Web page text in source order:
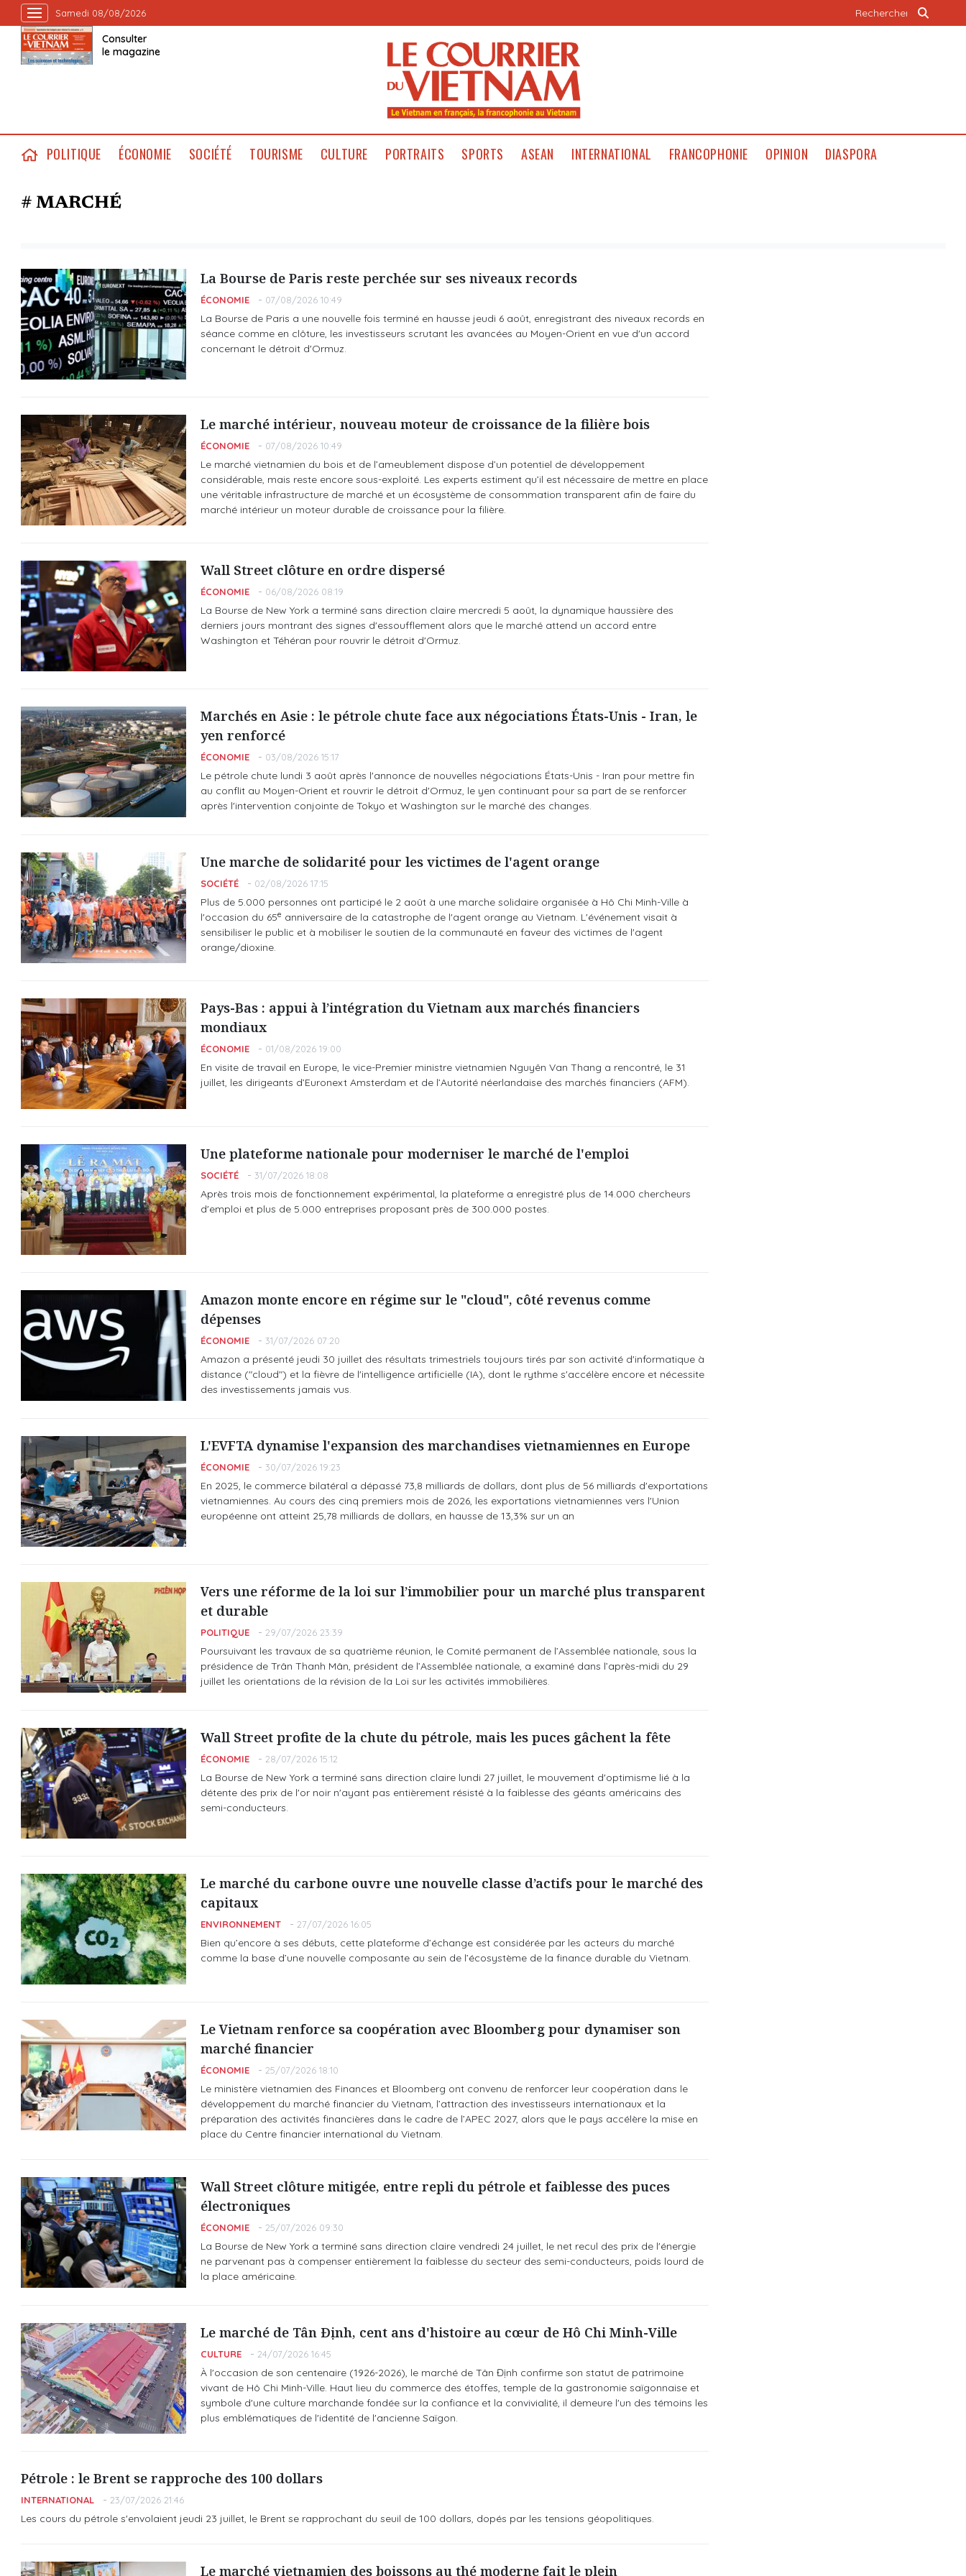
Samedi 08/08/2026
Consulter
le magazine
POLITIQUE ÉCONOMIE SOCIÉTÉ TOURISME CULTURE PORTRAITS SPORTS ASEAN INTERNATIONAL FRANCOPHONIE OPINION DIASPORA
# MARCHÉ
La Bourse de Paris reste perchée sur ses niveaux records
ÉCONOMIE 07/08/2026 10:49
La Bourse de Paris a une nouvelle fois terminé en hausse jeudi 6 août, enregistrant des niveaux records en
séance comme en clôture, les investisseurs scrutant les avancées au Moyen-Orient en vue d'un accord
concernant le détroit d'Ormuz.
Le marché intérieur, nouveau moteur de croissance de la filière bois
ÉCONOMIE 07/08/2026 10:49
Le marché vietnamien du bois et de l’ameublement dispose d’un potentiel de développement
considérable, mais reste encore sous-exploité. Les experts estiment qu’il est nécessaire de mettre en place
une véritable infrastructure de marché et un écosystème de consommation transparent afin de faire du
marché intérieur un moteur durable de croissance pour la filière.
Wall Street clôture en ordre dispersé
ÉCONOMIE 06/08/2026 08:19
La Bourse de New York a terminé sans direction claire mercredi 5 août, la dynamique haussière des
derniers jours montrant des signes d'essoufflement alors que le marché attend un accord entre
Washington et Téhéran pour rouvrir le détroit d'Ormuz.
Marchés en Asie : le pétrole chute face aux négociations États-Unis - Iran, le
yen renforcé
ÉCONOMIE 03/08/2026 15:17
Le pétrole chute lundi 3 août après l'annonce de nouvelles négociations États-Unis - Iran pour mettre fin
au conflit au Moyen-Orient et rouvrir le détroit d'Ormuz, le yen continuant pour sa part de se renforcer
après l'intervention conjointe de Tokyo et Washington sur le marché des changes.
Une marche de solidarité pour les victimes de l'agent orange
SOCIÉTÉ 02/08/2026 17:15
Plus de 5.000 personnes ont participé le 2 août à une marche solidaire organisée à Hô Chi Minh-Ville à
l'occasion du 65e anniversaire de la catastrophe de l'agent orange au Vietnam. L'événement visait à
sensibiliser le public et à mobiliser le soutien de la communauté en faveur des victimes de l'agent
orange/dioxine.
Pays-Bas : appui à l’intégration du Vietnam aux marchés financiers
mondiaux
ÉCONOMIE 01/08/2026 19:00
En visite de travail en Europe, le vice-Premier ministre vietnamien Nguyên Van Thang a rencontré, le 31
juillet, les dirigeants d’Euronext Amsterdam et de l’Autorité néerlandaise des marchés financiers (AFM).
Une plateforme nationale pour moderniser le marché de l'emploi
SOCIÉTÉ 31/07/2026 18:08
Après trois mois de fonctionnement expérimental, la plateforme a enregistré plus de 14.000 chercheurs
d'emploi et plus de 5.000 entreprises proposant près de 300.000 postes.
Amazon monte encore en régime sur le "cloud", côté revenus comme
dépenses
ÉCONOMIE 31/07/2026 07:20
Amazon a présenté jeudi 30 juillet des résultats trimestriels toujours tirés par son activité d'informatique à
distance ("cloud") et la fièvre de l'intelligence artificielle (IA), dont le rythme s'accélère encore et nécessite
des investissements jamais vus.
L'EVFTA dynamise l'expansion des marchandises vietnamiennes en Europe
ÉCONOMIE 30/07/2026 19:23
En 2025, le commerce bilatéral a dépassé 73,8 milliards de dollars, dont plus de 56 milliards d'exportations
vietnamiennes. Au cours des cinq premiers mois de 2026, les exportations vietnamiennes vers l'Union
européenne ont atteint 25,78 milliards de dollars, en hausse de 13,3% sur un an
Vers une réforme de la loi sur l’immobilier pour un marché plus transparent
et durable
POLITIQUE 29/07/2026 23:39
Poursuivant les travaux de sa quatrième réunion, le Comité permanent de l’Assemblée nationale, sous la
présidence de Trân Thanh Mân, président de l’Assemblée nationale, a examiné dans l’après-midi du 29
juillet les orientations de la révision de la Loi sur les activités immobilières.
Wall Street profite de la chute du pétrole, mais les puces gâchent la fête
ÉCONOMIE 28/07/2026 15:12
La Bourse de New York a terminé sans direction claire lundi 27 juillet, le mouvement d'optimisme lié à la
détente des prix de l'or noir n'ayant pas entièrement résisté à la faiblesse des géants américains des
semi-conducteurs.
Le marché du carbone ouvre une nouvelle classe d’actifs pour le marché des
capitaux
ENVIRONNEMENT 27/07/2026 16:05
Bien qu’encore à ses débuts, cette plateforme d’échange est considérée par les acteurs du marché
comme la base d’une nouvelle composante au sein de l’écosystème de la finance durable du Vietnam.
Le Vietnam renforce sa coopération avec Bloomberg pour dynamiser son
marché financier
ÉCONOMIE 25/07/2026 18:10
Le ministère vietnamien des Finances et Bloomberg ont convenu de renforcer leur coopération dans le
développement du marché financier du Vietnam, l’attraction des investisseurs internationaux et la
préparation des activités financières dans le cadre de l’APEC 2027, alors que le pays accélère la mise en
place du Centre financier international du Vietnam.
Wall Street clôture mitigée, entre repli du pétrole et faiblesse des puces
électroniques
ÉCONOMIE 25/07/2026 09:30
La Bourse de New York a terminé sans direction claire vendredi 24 juillet, le net recul des prix de l'énergie
ne parvenant pas à compenser entièrement la faiblesse du secteur des semi-conducteurs, poids lourd de
la place américaine.
Le marché de Tân Định, cent ans d'histoire au cœur de Hô Chi Minh-Ville
CULTURE 24/07/2026 16:45
À l'occasion de son centenaire (1926-2026), le marché de Tân Định confirme son statut de patrimoine
vivant de Hô Chi Minh-Ville. Haut lieu du commerce des étoffes, temple de la gastronomie saïgonnaise et
symbole d'une culture marchande fondée sur la confiance et la convivialité, il demeure l'un des témoins les
plus emblématiques de l'identité de l'ancienne Saïgon.
Pétrole : le Brent se rapproche des 100 dollars
INTERNATIONAL 23/07/2026 21:46
Les cours du pétrole s'envolaient jeudi 23 juillet, le Brent se rapprochant du seuil de 100 dollars, dopés par les tensions géopolitiques.
Le marché vietnamien des boissons au thé moderne fait le plein